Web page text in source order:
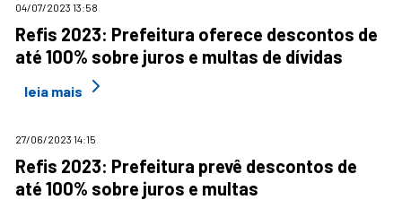
04/07/2023 13:58
Refis 2023: Prefeitura oferece descontos de
até 100% sobre juros e multas de dívidas
leia mais
27/06/2023 14:15
Refis 2023: Prefeitura prevê descontos de
até 100% sobre juros e multas